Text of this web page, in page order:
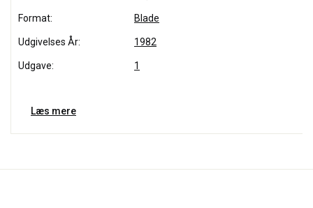
Format: Blade
Udgivelses År: 1982
Udgave: 1
Læs mere